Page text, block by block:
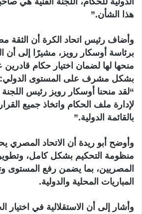
ك
ت
و
هذا الشأن.”
وأضاف رئيس اتحاد الكرة أن الثقة
برئاسة أوسكار رويز، مشيرًا إلى أن
منحها لها لضمان اختيار حكام
بشكل مشرف على المستوى الدولي:
“لقد منحنا أوسكار رويز رئيس اللجنة
لإدارة ملف الحكام واتخاذ جميع
بالقائمة الدولية.”
وأوضح أبو ريدة أن الاتحاد
منظومة التحكيم بشكل كامل، وتطوير
المصريين، بما يضمن رفع المستوى
المباريات المحلية والدولية.
وأشار إلى أن الاستقلالية في اختيار